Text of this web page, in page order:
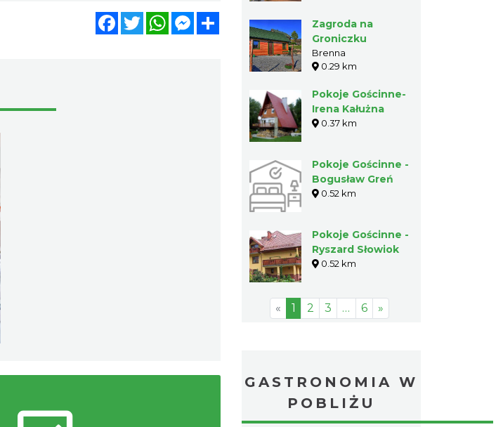
FacebookTwitterWhatsAppMessenger
Share
Zagroda na
Groniczku
Brenna
0.29 km
Pokoje Gościnne-
Irena Kałużna
0.37 km
Pokoje Gościnne -
Bogusław Greń
0.52 km
Pokoje Gościnne -
Ryszard Słowiok
0.52 km
« 1 2 3 … 6 »
GASTRONOMIA W
POBLIŻU